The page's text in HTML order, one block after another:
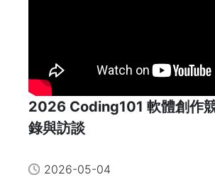
2026 Coding101 軟體創作
錄與訪談
2026-05-04